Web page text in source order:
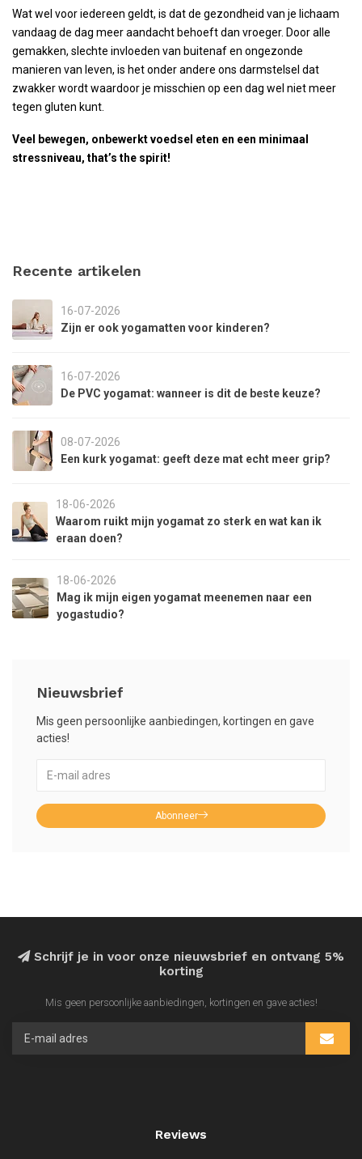
Wat wel voor iedereen geldt, is dat de gezondheid van je lichaam
vandaag de dag meer aandacht behoeft dan vroeger. Door alle
gemakken, slechte invloeden van buitenaf en ongezonde
manieren van leven, is het onder andere ons darmstelsel dat
zwakker wordt waardoor je misschien op een dag wel niet meer
tegen gluten kunt.
Veel bewegen, onbewerkt voedsel eten en een minimaal
stressniveau, that’s the spirit!
Recente artikelen
16-07-2026
Zijn er ook yogamatten voor kinderen?
16-07-2026
De PVC yogamat: wanneer is dit de beste keuze?
08-07-2026
Een kurk yogamat: geeft deze mat echt meer grip?
18-06-2026
Waarom ruikt mijn yogamat zo sterk en wat kan ik
eraan doen?
18-06-2026
Mag ik mijn eigen yogamat meenemen naar een
yogastudio?
Nieuwsbrief
Mis geen persoonlijke aanbiedingen, kortingen en gave
acties!
Abonneer
Schrijf je in voor onze nieuwsbrief en ontvang 5%
korting
Mis geen persoonlijke aanbiedingen, kortingen en gave acties!
Reviews